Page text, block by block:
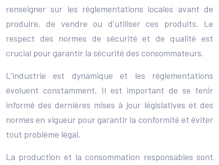
renseigner sur les réglementations locales avant de
produire, de vendre ou d’utiliser ces produits. Le
respect des normes de sécurité et de qualité est
crucial pour garantir la sécurité des consommateurs.
L’industrie est dynamique et les réglementations
évoluent constamment. Il est important de se tenir
informé des dernières mises à jour législatives et des
normes en vigueur pour garantir la conformité et éviter
tout problème légal.
La production et la consommation responsables sont